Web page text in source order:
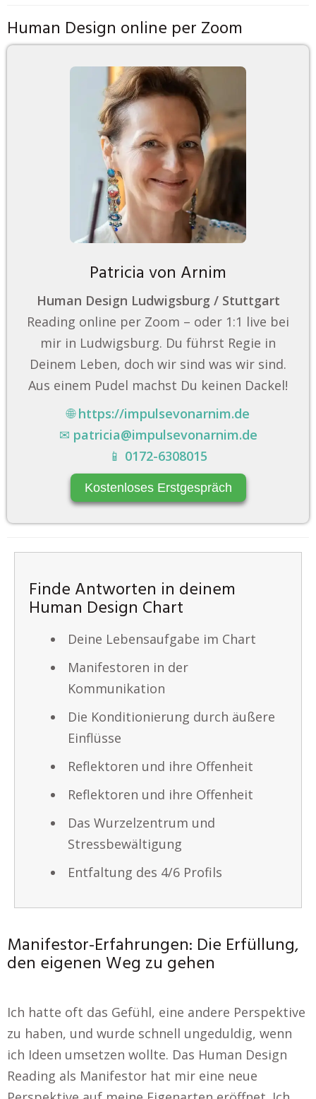
Human Design online per Zoom
Patricia von Arnim
Human Design Ludwigsburg / Stuttgart
Reading online per Zoom – oder 1:1 live bei
mir in Ludwigsburg. Du führst Regie in
Deinem Leben, doch wir sind was wir sind.
Aus einem Pudel machst Du keinen Dackel!
🌐https://impulsevonarnim.de
✉ patricia@impulsevonarnim.de
📱 0172-6308015
Kostenloses Erstgespräch
Finde Antworten in deinem
Human Design Chart
Deine Lebensaufgabe im Chart
Manifestoren in der
Kommunikation
Die Konditionierung durch äußere
Einflüsse
Reflektoren und ihre Offenheit
Reflektoren und ihre Offenheit
Das Wurzelzentrum und
Stressbewältigung
Entfaltung des 4/6 Profils
Manifestor-Erfahrungen: Die Erfüllung,
den eigenen Weg zu gehen
Ich hatte oft das Gefühl, eine andere Perspektive
zu haben, und wurde schnell ungeduldig, wenn
ich Ideen umsetzen wollte. Das Human Design
Reading als Manifestor hat mir eine neue